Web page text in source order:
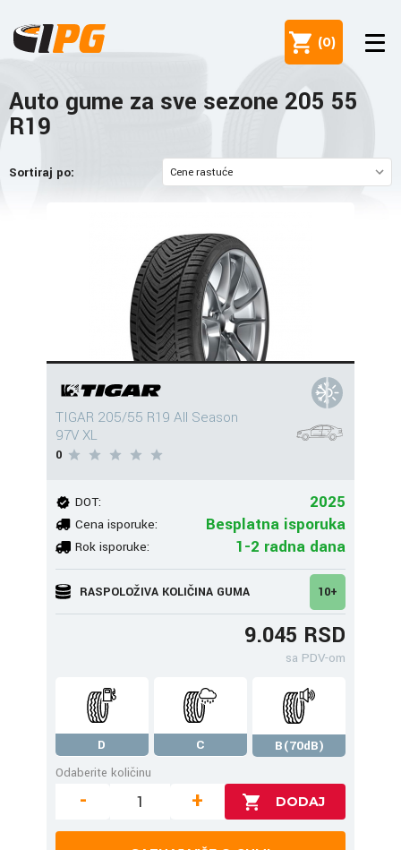
(0)
Auto gume za sve sezone 205 55
R19
Sortiraj po:
TIGAR 205/55 R19 All Season
97V XL
0
DOT: 2025
Cena isporuke: Besplatna isporuka
Rok isporuke: 1-2 radna dana
RASPOLOŽIVA KOLIČINA GUMA 10+
9.045 RSD
sa PDV-om
D C
B(70dB)
Odaberite količinu
- +